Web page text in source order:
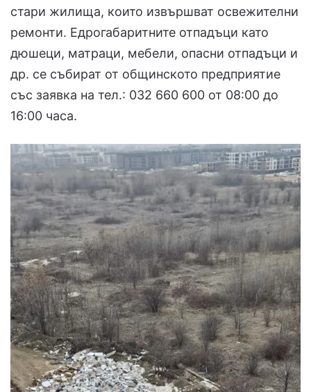
стари жилища, които извършват освежителни
ремонти. Едрогабаритните отпадъци като
дюшеци, матраци, мебели, опасни отпадъци и
др. се събират от общинското предприятие
със заявка на тел.: 032 660 600 от 08:00 до
16:00 часа.